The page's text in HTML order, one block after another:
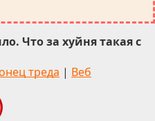
Что за хуйня такая с
треда | Веб